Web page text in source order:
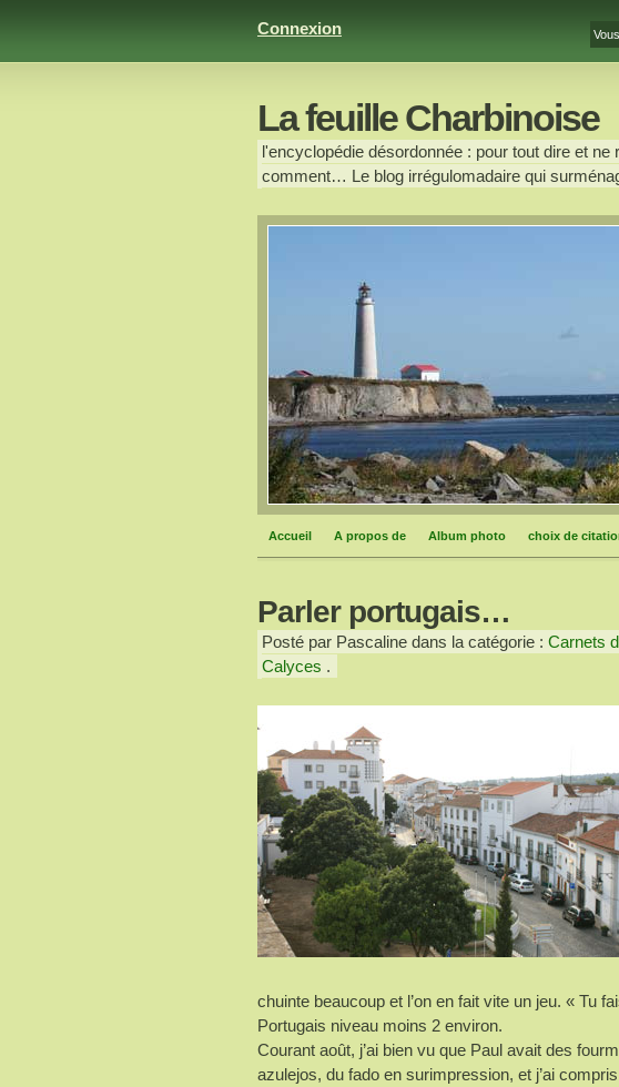
Connexion
La feuille Charbinoise
l'encyclopédie désordonnée : pour tout dire et
comment… Le blog irrégulomadaire qui
Accueil A propos de Album photo choix de
Parler portugais…
Posté par Pascaline dans la catégorie : Carnets
Calyces .
chuinte beaucoup et l’on en fait vite un jeu. « Tu
Portugais niveau moins 2 environ.
Courant août, j’ai bien vu que Paul avait des
azulejos, du fado en surimpression, et j’ai